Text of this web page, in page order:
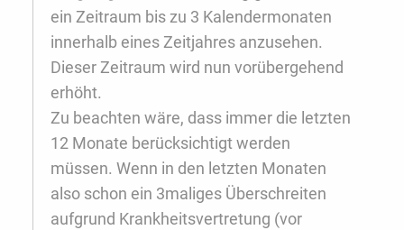
ein Zeitraum bis zu 3 Kalendermonaten
innerhalb eines Zeitjahres anzusehen.
Dieser Zeitraum wird nun vorübergehend
erhöht.
Zu beachten wäre, dass immer die letzten
12 Monate berücksichtigt werden
müssen. Wenn in den letzten Monaten
also schon ein 3maliges Überschreiten
aufgrund Krankheitsvertretung (vor